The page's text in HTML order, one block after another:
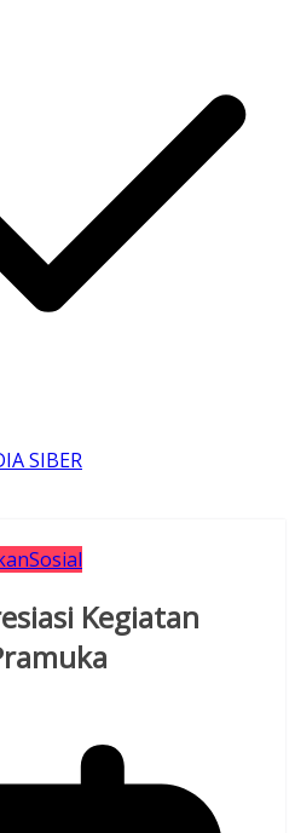
SIBER
Sosial
Kegiatan